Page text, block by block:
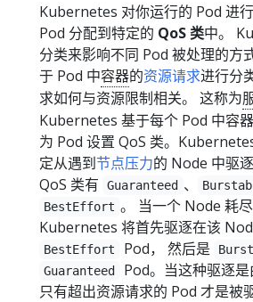
Kubernetes 对你运行的 Pod 进
Pod 分配到特定的 QoS 类中。
分类来影响不同 Pod 被处理的方
于 Pod 中容器的资源请求进行分
求如何与资源限制相关。 这称为
Kubernetes 基于每个 Pod 中容
为 Pod 设置 QoS 类。
定从遇到节点压力的 Node 中驱
QoS 类有
Guaranteed 、
BestEffort 。 当一个 Node 耗尽
Kubernetes 将首先驱逐在该
BestEffort Pod， 然后是
Guaranteed
Pod。当这种驱逐是
只有超出资源请求的 Pod 才是被